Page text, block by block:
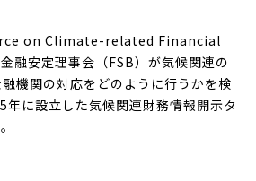
on Climate-related Financial
融安定理事会（FSB）が気候関連の
機関の対応をどのように行うかを検
年に設立した気候関連財務情報開示タ